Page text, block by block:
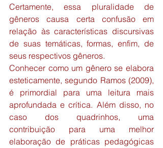
Certamente, essa pluralidade de
gêneros causa certa confusão em
relação às características discursivas
de suas temáticas, formas, enfim, de
seus respectivos gêneros.
Conhecer como um gênero se elabora
esteticamente, segundo Ramos (2009),
é primordial para uma leitura mais
aprofundada e crítica. Além disso, no
caso dos quadrinhos, uma
contribuição para uma melhor
elaboração de práticas pedagógicas